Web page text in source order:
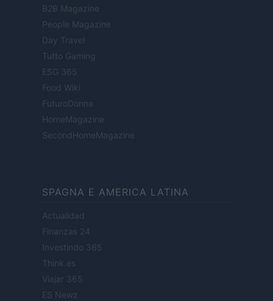
B2B Magazine
People Magazine
Day Travel
Tutto Gaming
ESG 365
Food Wiki
FuturoDonna
HomeMagazine
SecondHomeMagazine
SPAGNA E AMERICA LATINA
Actualidad
Finanzas 24
Investindo 365
Think.es
Viajar 365
ES Newz